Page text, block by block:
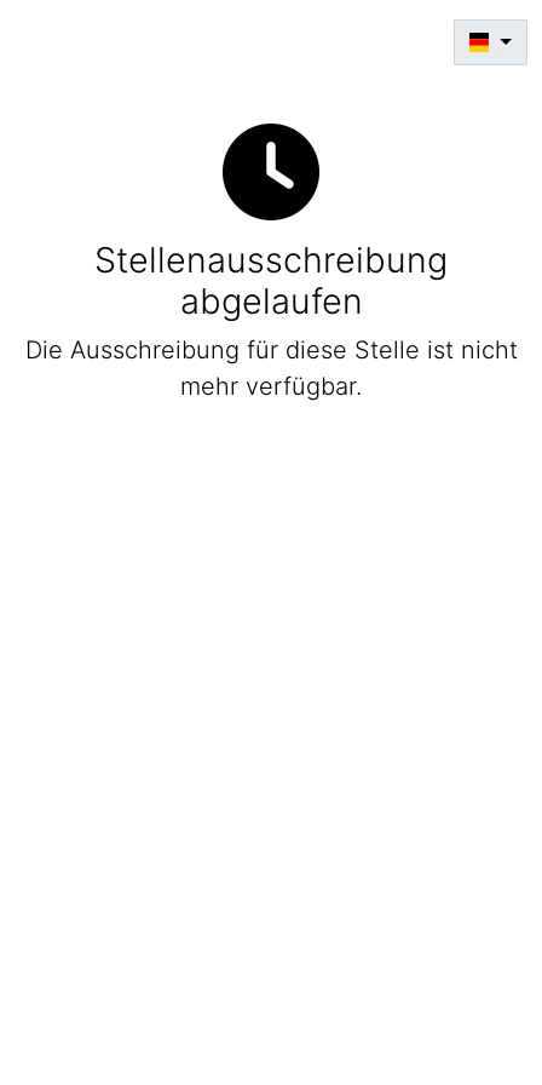
Stellenausschreibung
abgelaufen
Die Ausschreibung für diese Stelle ist nicht
mehr verfügbar.